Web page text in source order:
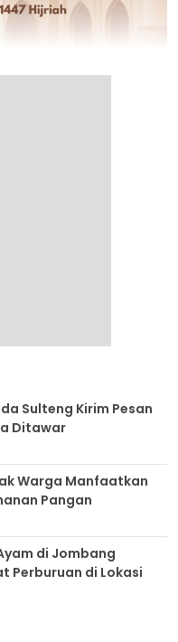
Sulteng Kirim Pesan
Ditawar
Warga Manfaatkan
Pangan
di Jombang
Perburuan di Lokasi